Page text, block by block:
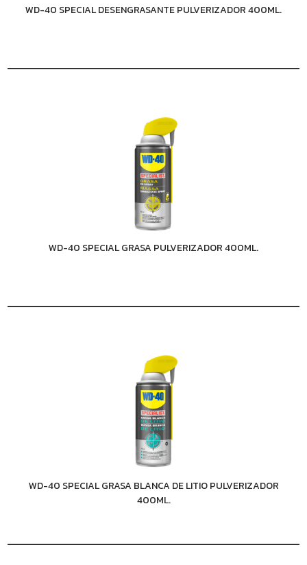
WD-40 SPECIAL DESENGRASANTE PULVERIZADOR 400ML.
WD-40 SPECIAL GRASA PULVERIZADOR 400ML.
WD-40 SPECIAL GRASA BLANCA DE LITIO PULVERIZADOR
400ML.